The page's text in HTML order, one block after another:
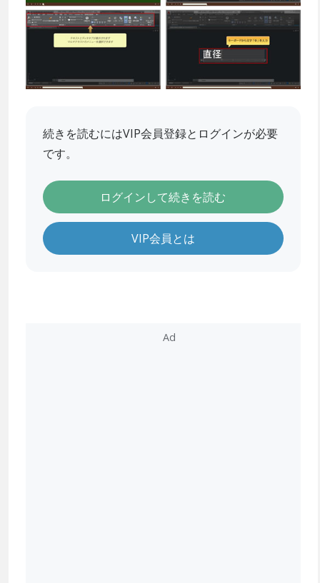
続きを読むにはVIP会員登録とログインが必要
です。
ログインして続きを読む
VIP会員とは